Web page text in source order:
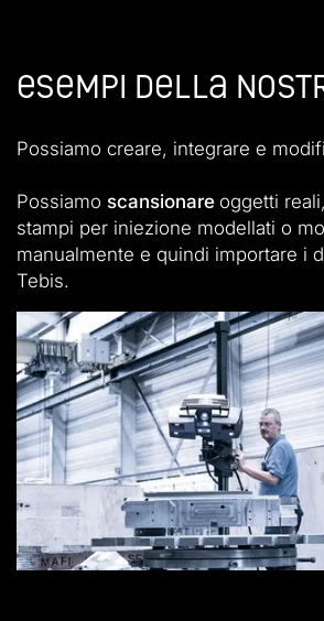
Esempi della
Possiamo creare, integrare e
Possiamo scansionare oggetti
stampi per iniezione modellati o
manualmente e quindi importare i
Tebis.